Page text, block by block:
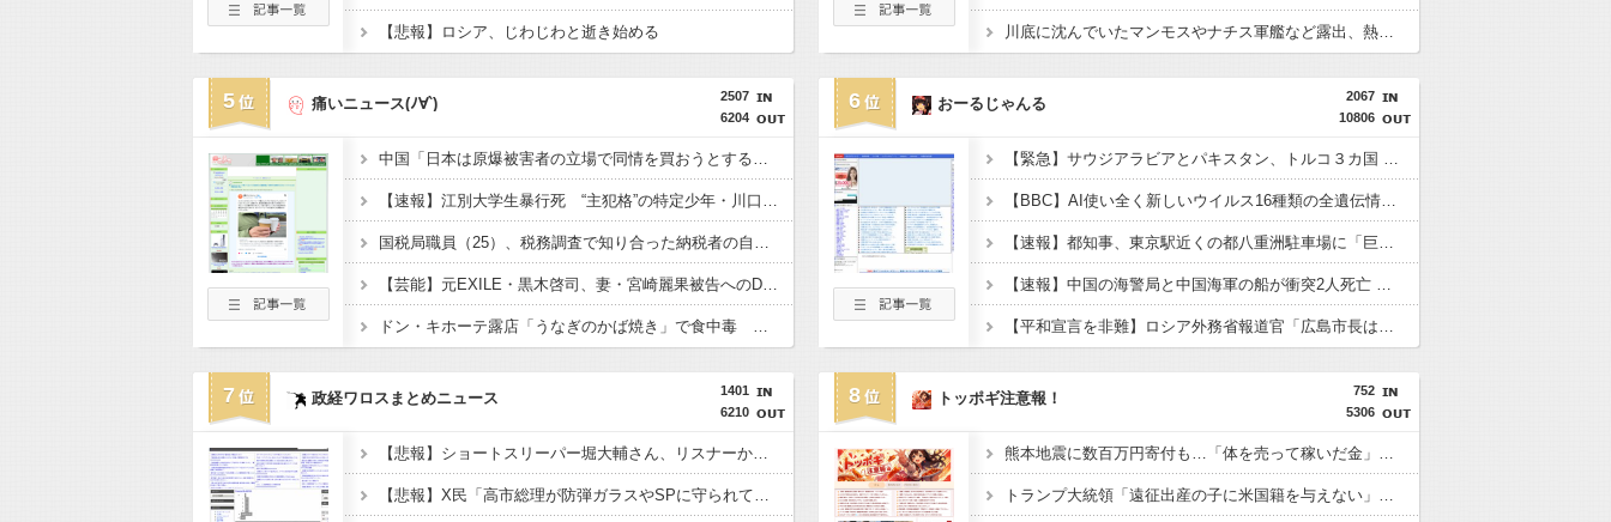
【悲報】ロシア、じわじわと逝き始める 川底に沈んでいたマンモスやナチス軍艦など露出、熱波でドナウ川が歴史的渇水！
5
2507
6204
痛いニュース(ﾉ∀`)
中国「日本は原爆被害者の立場で同情を買おうとするのを止めろ」
【速報】江別大学生暴行死 “主犯格”の特定少年・川口侑斗被告に「無期懲役」の判決 当時17歳少年に「懲役30年」の判決
国税局職員（25）、税務調査で知り合った納税者の自宅に出入りしお小遣い1億5000万円頂戴するwww
【芸能】元EXILE・黒木啓司、妻・宮崎麗果被告へのDV事案で逮捕されていた 宮崎は全身打撲、頭部裂傷及び打撲、頸部損傷の怪我
ドン・キホーテ露店「うなぎのかば焼き」で食中毒 男女14人が発熱や腹痛など訴え…サルモネラ属の菌検出
6
2067
10806
おーるじゃんる
【緊急】サウジアラビアとパキスタン、トルコ３カ国 相互防衛協定締結
【BBC】AI使い全く新しいウイルス16種類の全遺伝情報設計に初成功
【速報】都知事、東京駅近くの都八重洲駐車場に「巨大地下シェルター」整備を正式表明
【速報】中国の海警局と中国海軍の船が衝突2人死亡 南シナ海でフィリピン船を追跡中
【平和宣言を非難】ロシア外務省報道官「広島市長は『偽りの呪文』繰り返している」
7
1401
6210
政経ワロスまとめニュース
【悲報】ショートスリーパー堀大輔さん、リスナーから「寝たほうがいい！」と言われてガチギレし炎上 → 高須幹也医師の医学的アドバイスに激昂 ｗｗｗｗｗｗｗｗｗ
【悲報】X民「高市総理が防弾ガラスやSPに守られてながら平和式典でスピーチして「広島から出て行け！と何度も叫ばれるような人！」 ← 突っ込み殺到 ………
8
752
5306
トッポギ注意報！
熊本地震に数百万円寄付も…「体を売って稼いだ金」と批判を受けた女優
トランプ大統領「遠征出産の子に米国籍を与えない」…大統領令に署名